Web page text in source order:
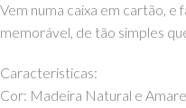
Vem numa caixa em cartão, e
memorável, de tão simples
Caracteristicas:
Cor: Madeira Natural e